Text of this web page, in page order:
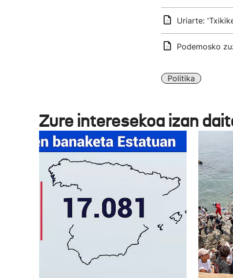
Uriarte:
Podemosko
Politika
Zure interesekoa izan